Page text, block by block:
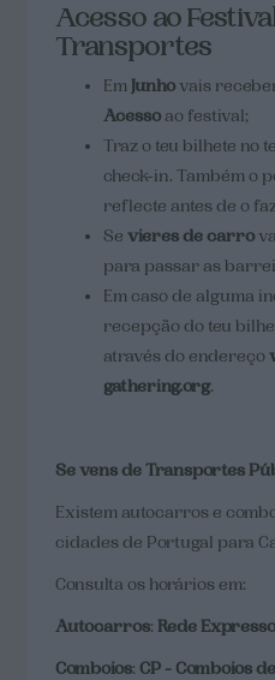
Acesso ao
Transportes
Em Junho vais
Acesso ao festival;
Traz o teu bilhete no
check-in. Também o
reflecte antes de o
Se vieres de carro
para passar as
Em caso de alguma
recepção do teu
através do endereço
gathering.org.
Se vens de Transportes
Existem autocarros e
cidades de Portugal para
Consulta os horários em:
Autocarros:Rede
Comboios: CP - Comboios